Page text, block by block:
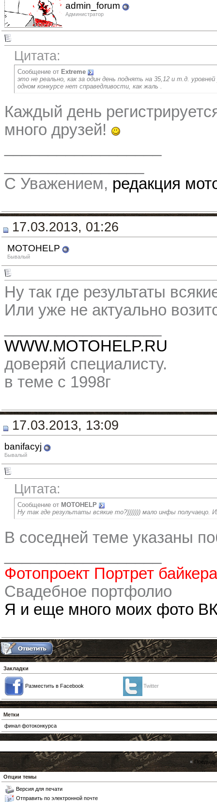
admin_forum
Администратор
Цитата:
Сообщение от Extreme
это не реально, как за один день поднять на 35,12 и т.д.
одном конкурсе нет справедливости, как жаль .
Каждый день
много друзей!
С Уважением, редакция
17.03.2013, 01:26
MOTOHELP
Бывалый
Ну так где результаты
Или уже не актуально
WWW.MOTOHELP.RU
доверяй специалисту.
в теме с 1998г
17.03.2013, 13:09
banifacyj
Бывалый
Цитата:
Сообщение от MOTOHELP
Ну так где результаты всякие то?))))))) мало инфы получаецо.
В соседней теме указаны
Фотопроект Портрет байкера
Свадебное портфолио
Я и еще много моих фото
Закладки
Разместить в Facebook Twitter
Метки
финал фотоконкурса
«
Опции темы
Версия для печати
Отправить по электронной почте